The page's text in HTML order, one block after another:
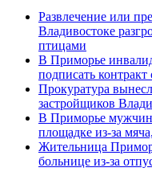
Развлечение или
Владивостоке
птицами
В Приморье
подписать
Прокуратура
застройщиков
В Приморье
площадке из-за
Жительница
больнице из-за